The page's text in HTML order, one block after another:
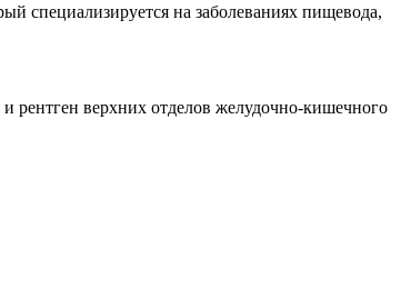
специализируется на заболеваниях пищевода,
рентген верхних отделов желудочно-кишечного